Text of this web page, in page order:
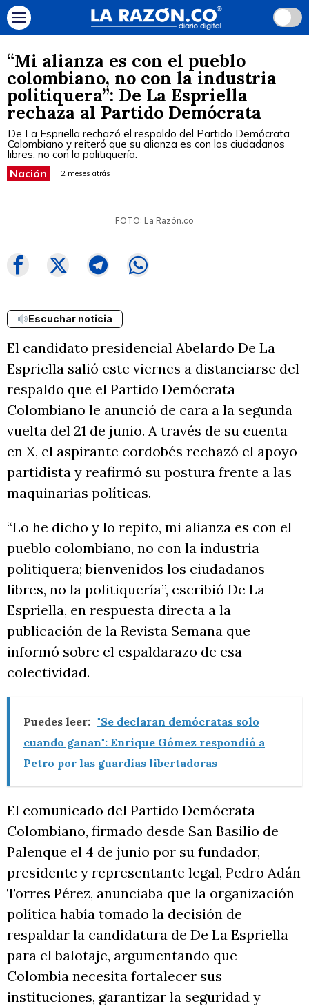
“Mi alianza es con el pueblo
colombiano, no con la industria
politiquera”: De La Espriella
rechaza al Partido Demócrata
De La Espriella rechazó el respaldo del Partido Demócrata
Colombiano y reiteró que su alianza es con los ciudadanos
libres, no con la politiquería.
Nación 2 meses atrás
FOTO: La Razón.co
Escuchar noticia
El candidato presidencial Abelardo De La
Espriella salió este viernes a distanciarse del
respaldo que el Partido Demócrata
Colombiano le anunció de cara a la segunda
vuelta del 21 de junio. A través de su cuenta
en X, el aspirante cordobés rechazó el apoyo
partidista y reafirmó su postura frente a las
maquinarias políticas.
“Lo he dicho y lo repito, mi alianza es con el
pueblo colombiano, no con la industria
politiquera; bienvenidos los ciudadanos
libres, no la politiquería”, escribió De La
Espriella, en respuesta directa a la
publicación de la Revista Semana que
informó sobre el espaldarazo de esa
colectividad.
Puedes leer: "Se declaran demócratas solo
cuando ganan": Enrique Gómez respondió a
Petro por las guardias libertadoras
El comunicado del Partido Demócrata
Colombiano, firmado desde San Basilio de
Palenque el 4 de junio por su fundador,
presidente y representante legal, Pedro Adán
Torres Pérez, anunciaba que la organización
política había tomado la decisión de
respaldar la candidatura de De La Espriella
para el balotaje, argumentando que
Colombia necesita fortalecer sus
instituciones, garantizar la seguridad y